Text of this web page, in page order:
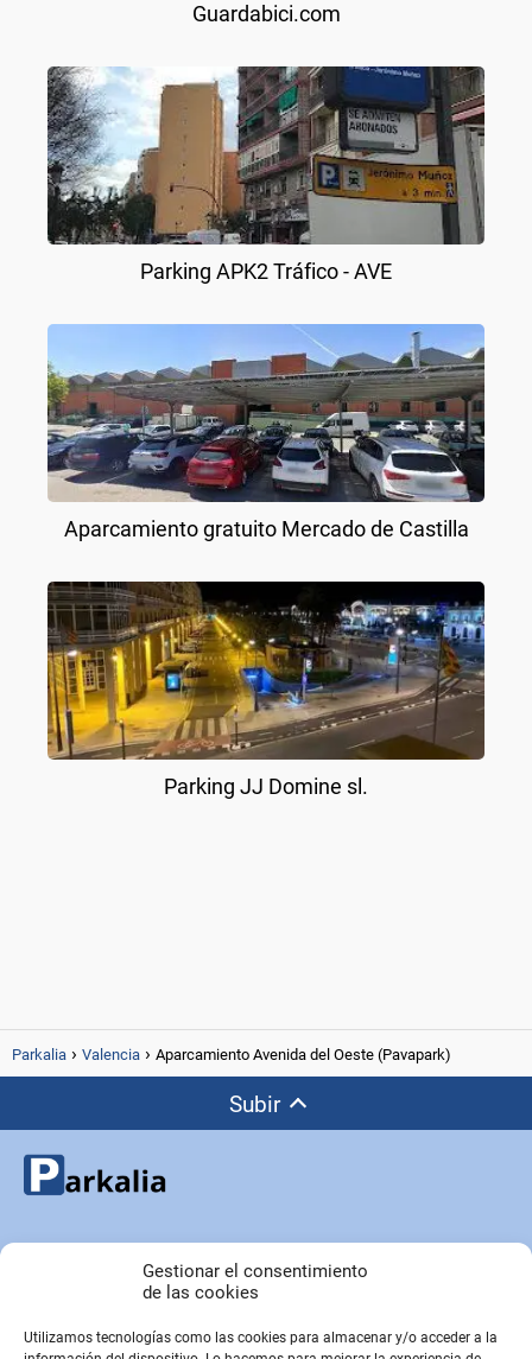
Gestionar el consentimiento
de las cookies
Utilizamos tecnologías como las cookies para almacenar y/o acceder a la
Guardabici.com
Parking APK2 Tráfico - AVE
Aparcamiento gratuito Mercado de Castilla
Parking JJ Domine sl.
Parkalia Valencia Aparcamiento Avenida del Oeste (Pavapark)
Subir
Copyright © Parkalia.es
PÁGINAS EMPRESA